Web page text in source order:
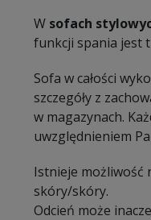
W sofach
funkcji spania jest
Sofa w całości
szczegóły z
w magazynach.
uwzględnieniem
Istnieje możliwość
skóry/skóry.
Odcień może